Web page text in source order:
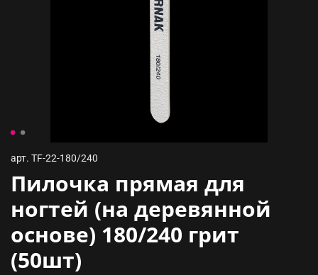
арт. TF-22-180/240
Пилочка прямая для
ногтей (на деревянной
основе) 180/240 грит
(50шт)